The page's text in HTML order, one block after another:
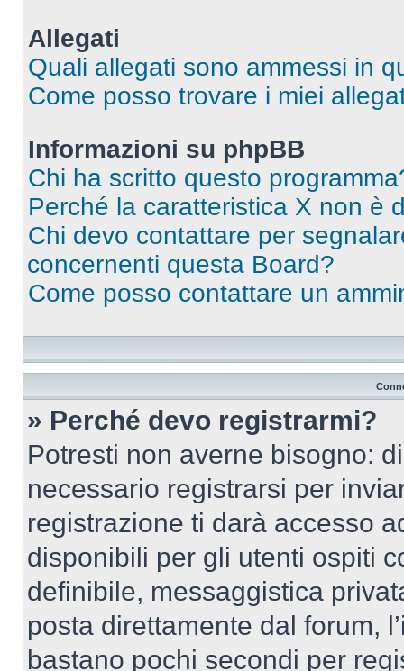
Allegati
Quali allegati sono ammessi in
Come posso trovare i miei
Informazioni su phpBB
Chi ha scritto questo
Perché la caratteristica X non è
Chi devo contattare per
concernenti questa Board?
Come posso contattare un
» Perché devo registrarmi?
Potresti non averne bisogno:
necessario registrarsi per
registrazione ti darà accesso
disponibili per gli utenti ospiti
definibile, messaggistica
posta direttamente dal forum,
bastano pochi secondi per